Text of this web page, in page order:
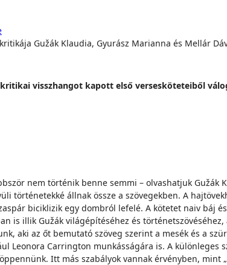
visszhangot kapott első versesköteteiből
nem történik benne semmi – olvashatjuk Gužák
történetekké állnak össze a szövegekben. A
biciklizik egy dombról lefelé. A kötetet naiv báj
is illik Gužák világépítéséhez és
aki az őt bemutató szöveg szerint a mesék és a
Leonora Carrington munkásságára is. A
Itt más szabályok vannak érvényben, mint